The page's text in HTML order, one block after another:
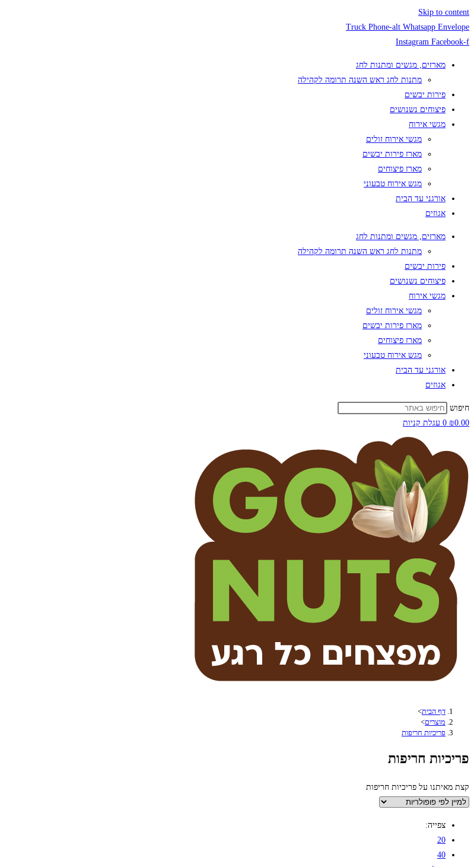
Skip to content
Truck Phone-alt Whatsapp Envelope
Instagram Facebook-f
מארזים, מגשים ומתנות לחג
מתנות לחג ראש השנה תרומה לקהילה
פירות יבשים
פיצוחים נשנושים
מגשי אירוח
מגשי אירוח זולים
מארז פירות יבשים
מארז פיצוחים
מגש אירוח טבעוני
אורגני עד הבית
אגוזים
מארזים, מגשים ומתנות לחג
מתנות לחג ראש השנה תרומה לקהילה
פירות יבשים
פיצוחים נשנושים
מגשי אירוח
מגשי אירוח זולים
מארז פירות יבשים
מארז פיצוחים
מגש אירוח טבעוני
אורגני עד הבית
אגוזים
חיפוש
₪0.00
0 עגלת קניות
דף הבית>
מוצרים>
פריכיות חריפות
פריכיות חריפות
קצת מאיתנו על פריכיות חריפות
צפייה:
20
40